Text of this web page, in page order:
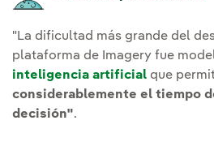
"La dificultad más grande del
plataforma de Imagery fue
inteligencia artificial que
considerablemente el tiempo
decisión".